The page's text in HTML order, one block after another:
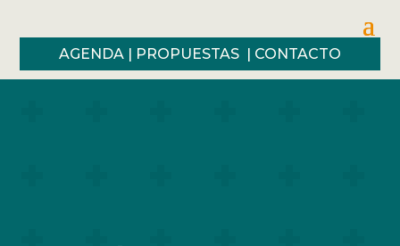
AGENDA | PROPUESTAS | CONTACTO